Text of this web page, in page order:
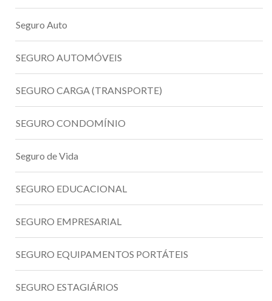
Seguro Auto
SEGURO AUTOMÓVEIS
SEGURO CARGA (TRANSPORTE)
SEGURO CONDOMÍNIO
Seguro de Vida
SEGURO EDUCACIONAL
SEGURO EMPRESARIAL
SEGURO EQUIPAMENTOS PORTÁTEIS
SEGURO ESTAGIÁRIOS